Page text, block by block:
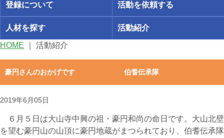
登録について 活動を依頼する
人材を探す 活動紹介
HOME 活動紹介
豪円さんのおかげです 伯耆伝承隊
2019年6月05日
６月５日は大山寺中興の祖・豪円和尚の命日です。大山北壁
を望む豪円山の山頂に豪円地蔵がまつられており、伯耆伝承隊